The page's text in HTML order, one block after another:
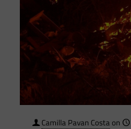
Camilla Pavan Costa on